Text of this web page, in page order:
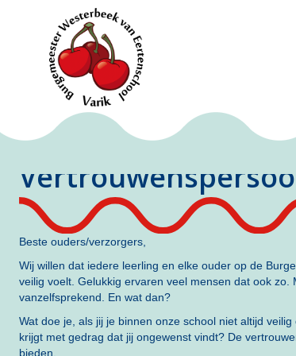
Beste ouders/verzorgers,
Wij willen dat iedere leerling en elke ouder op de
veilig voelt. Gelukkig ervaren veel mensen dat ook zo.
vanzelfsprekend. En wat dan?
Wat doe je, als jij je binnen onze school niet altijd
krijgt met gedrag dat jij ongewenst vindt? De
bieden.